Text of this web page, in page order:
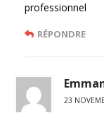
professionnel
RÉPONDRE
23